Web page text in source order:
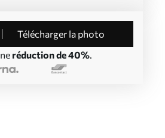
Télécharger la photo
réduction de 40%.